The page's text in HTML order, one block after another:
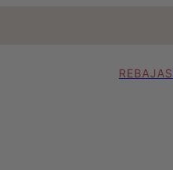
REBAJAS